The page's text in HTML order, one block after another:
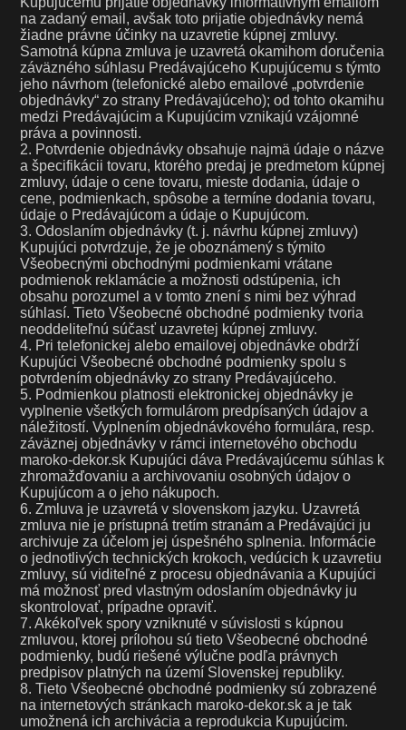
na zadaný email, avšak toto prijatie objednávky nemá
žiadne právne účinky na uzavretie kúpnej zmluvy.
Samotná kúpna zmluva je uzavretá okamihom doručenia
záväzného súhlasu Predávajúceho Kupujúcemu s týmto
jeho návrhom (telefonické alebo emailové „potvrdenie
objednávky“ zo strany Predávajúceho); od tohto okamihu
medzi Predávajúcim a Kupujúcim vznikajú vzájomné
práva a povinnosti.
2. Potvrdenie objednávky obsahuje najmä údaje o názve
a špecifikácii tovaru, ktorého predaj je predmetom kúpnej
zmluvy, údaje o cene tovaru, mieste dodania, údaje o
cene, podmienkach, spôsobe a termíne dodania tovaru,
údaje o Predávajúcom a údaje o Kupujúcom.
3. Odoslaním objednávky (t. j. návrhu kúpnej zmluvy)
Kupujúci potvrdzuje, že je oboznámený s týmito
Všeobecnými obchodnými podmienkami vrátane
podmienok reklamácie a možnosti odstúpenia, ich
obsahu porozumel a v tomto znení s nimi bez výhrad
súhlasí. Tieto Všeobecné obchodné podmienky tvoria
neoddeliteľnú súčasť uzavretej kúpnej zmluvy.
4. Pri telefonickej alebo emailovej objednávke obdrží
Kupujúci Všeobecné obchodné podmienky spolu s
potvrdením objednávky zo strany Predávajúceho.
5. Podmienkou platnosti elektronickej objednávky je
vyplnenie všetkých formulárom predpísaných údajov a
náležitostí. Vyplnením objednávkového formulára, resp.
záväznej objednávky v rámci internetového obchodu
maroko-dekor.sk Kupujúci dáva Predávajúcemu súhlas k
zhromažďovaniu a archivovaniu osobných údajov o
Kupujúcom a o jeho nákupoch.
6. Zmluva je uzavretá v slovenskom jazyku. Uzavretá
zmluva nie je prístupná tretím stranám a Predávajúci ju
archivuje za účelom jej úspešného splnenia. Informácie
o jednotlivých technických krokoch, vedúcich k uzavretiu
zmluvy, sú viditeľné z procesu objednávania a Kupujúci
má možnosť pred vlastným odoslaním objednávky ju
skontrolovať, prípadne opraviť.
7. Akékoľvek spory vzniknuté v súvislosti s kúpnou
zmluvou, ktorej prílohou sú tieto Všeobecné obchodné
podmienky, budú riešené výlučne podľa právnych
predpisov platných na území Slovenskej republiky.
8. Tieto Všeobecné obchodné podmienky sú zobrazené
na internetových stránkach maroko-dekor.sk a je tak
umožnená ich archivácia a reprodukcia Kupujúcim.